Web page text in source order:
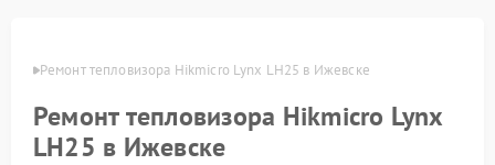
Ремонт тепловизора Hikmicro Lynx LH25 в Ижевске
Ремонт тепловизора Hikmicro Lynx
LH25 в Ижевске